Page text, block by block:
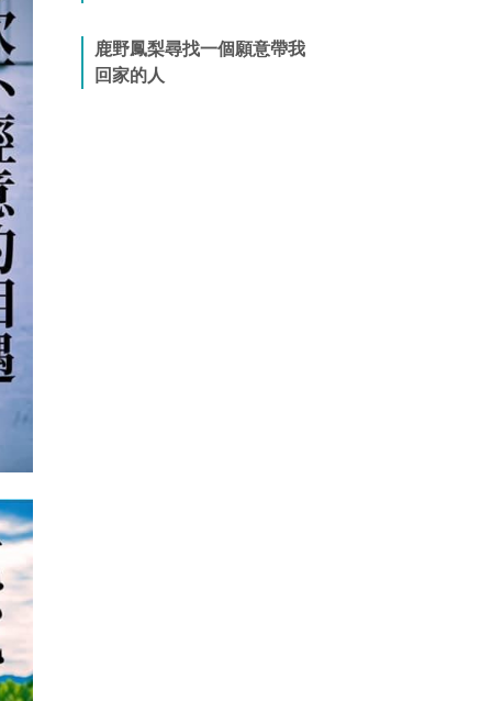
鹿野鳳梨尋找一個願意帶我
回家的人